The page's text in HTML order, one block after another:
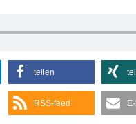
teilen
RSS-feed